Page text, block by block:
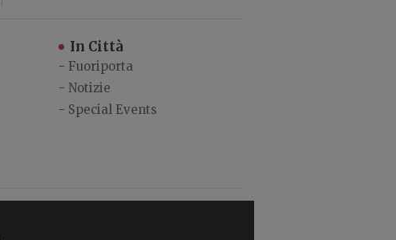
In Città
- Fuoriporta
- Notizie
- Special Events